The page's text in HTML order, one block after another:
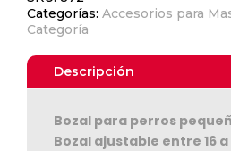
Categorías:Accesorios para
Categoría
Descripción
Bozal para perros
Bozal ajustable entre 16 a